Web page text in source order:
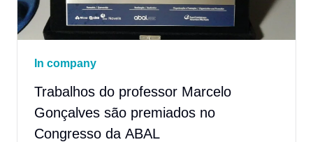
In company
Trabalhos do professor Marcelo
Gonçalves são premiados no
Congresso da ABAL